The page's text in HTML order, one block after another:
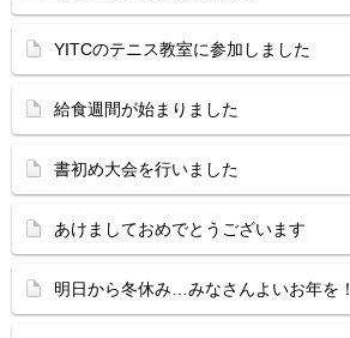
YITCのテニス教室に参加しました
給食週間が始まりました
書初め大会を行いました
あけましておめでとうございます
明日から冬休み…みなさんよいお年を！